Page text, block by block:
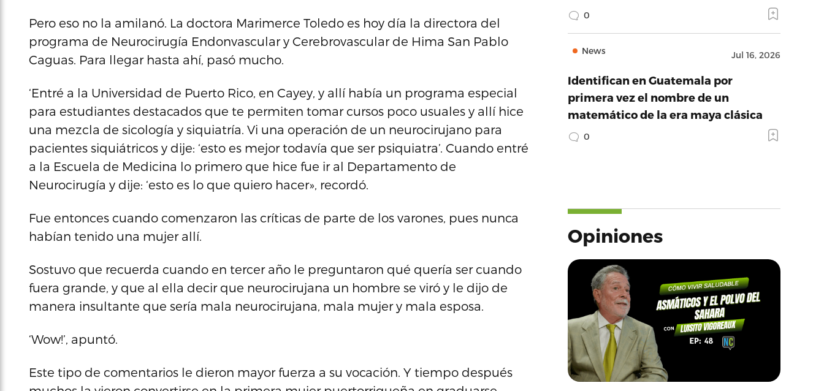
Pero eso no la amilanó. La doctora Marimerce Toledo es hoy día la directora del
programa de Neurocirugía Endonvascular y Cerebrovascular de Hima San Pablo
Caguas. Para llegar hasta ahí, pasó mucho.
‘Entré a la Universidad de Puerto Rico, en Cayey, y allí había un programa especial
para estudiantes destacados que te permiten tomar cursos poco usuales y allí hice
una mezcla de sicología y siquiatría. Vi una operación de un neurocirujano para
pacientes siquiátricos y dije: ‘esto es mejor todavía que ser psiquiatra’. Cuando entré
a la Escuela de Medicina lo primero que hice fue ir al Departamento de
Neurocirugía y dije: ‘esto es lo que quiero hacer», recordó.
Fue entonces cuando comenzaron las críticas de parte de los varones, pues nunca
habían tenido una mujer allí.
Sostuvo que recuerda cuando en tercer año le preguntaron qué quería ser cuando
fuera grande, y que al ella decir que neurocirujana un hombre se viró y le dijo de
manera insultante que sería mala neurocirujana, mala mujer y mala esposa.
‘Wow!’, apuntó.
Este tipo de comentarios le dieron mayor fuerza a su vocación. Y tiempo después
0
News Jul 16, 2026
Identifican en Guatemala por
primera vez el nombre de un
matemático de la era maya clásica
0
Opiniones